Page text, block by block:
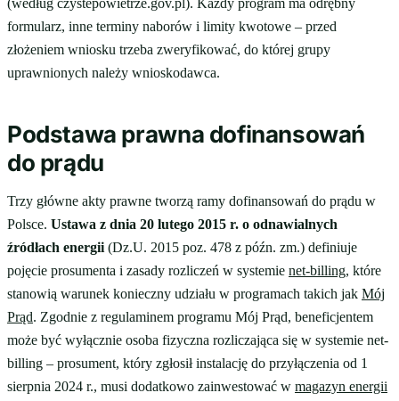
(według czystepowietrze.gov.pl). Każdy program ma odrębny
formularz, inne terminy naborów i limity kwotowe – przed
złożeniem wniosku trzeba zweryfikować, do której grupy
uprawnionych należy wnioskodawca.
Podstawa prawna dofinansowań
do prądu
Trzy główne akty prawne tworzą ramy dofinansowań do prądu w
Polsce. Ustawa z dnia 20 lutego 2015 r. o odnawialnych
źródłach energii (Dz.U. 2015 poz. 478 z późn. zm.) definiuje
pojęcie prosumenta i zasady rozliczeń w systemie net-billing, które
stanowią warunek konieczny udziału w programach takich jak Mój
Prąd. Zgodnie z regulaminem programu Mój Prąd, beneficjentem
może być wyłącznie osoba fizyczna rozliczająca się w systemie net-
billing – prosument, który zgłosił instalację do przyłączenia od 1
sierpnia 2024 r., musi dodatkowo zainwestować w magazyn energii